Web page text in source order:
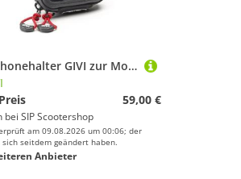
Smartphonehalter GIVI zur Montage an Spiegelstange/Windschild/Rohrlenker
59,00 €
bei SIP Scootershop
am 09.08.2026 um 00:06; der
sich seitdem geändert haben.
Anbieter